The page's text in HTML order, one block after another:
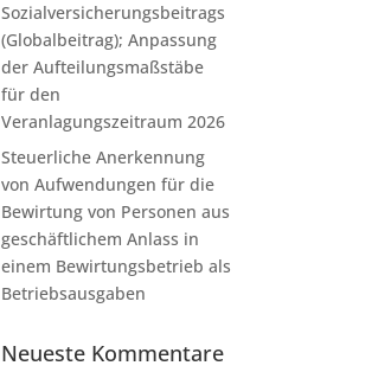
Sozialversicherungsbeitrags
(Globalbeitrag); Anpassung
der Aufteilungsmaßstäbe
für den
Veranlagungszeitraum 2026
Steuerliche Anerkennung
von Aufwendungen für die
Bewirtung von Personen aus
geschäftlichem Anlass in
einem Bewirtungsbetrieb als
Betriebsausgaben
Neueste Kommentare